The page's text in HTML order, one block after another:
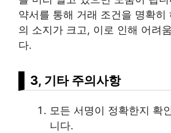
약서를 통해 거래 조건을 명확히
의 소지가 크고, 이로 인해 어려
다.
3, 기타 주의사항
모든 서명이 정확한지 확
니다.